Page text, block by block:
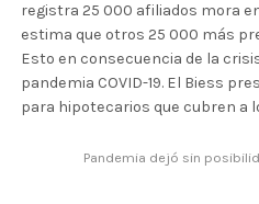
registra 25 000 afiliados mora
estima que otros 25 000 más
Esto en consecuencia de la
pandemia COVID-19. El Biess
para hipotecarios que cubren a
Pandemia dejó sin